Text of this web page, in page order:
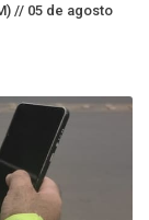
// 05 de agosto